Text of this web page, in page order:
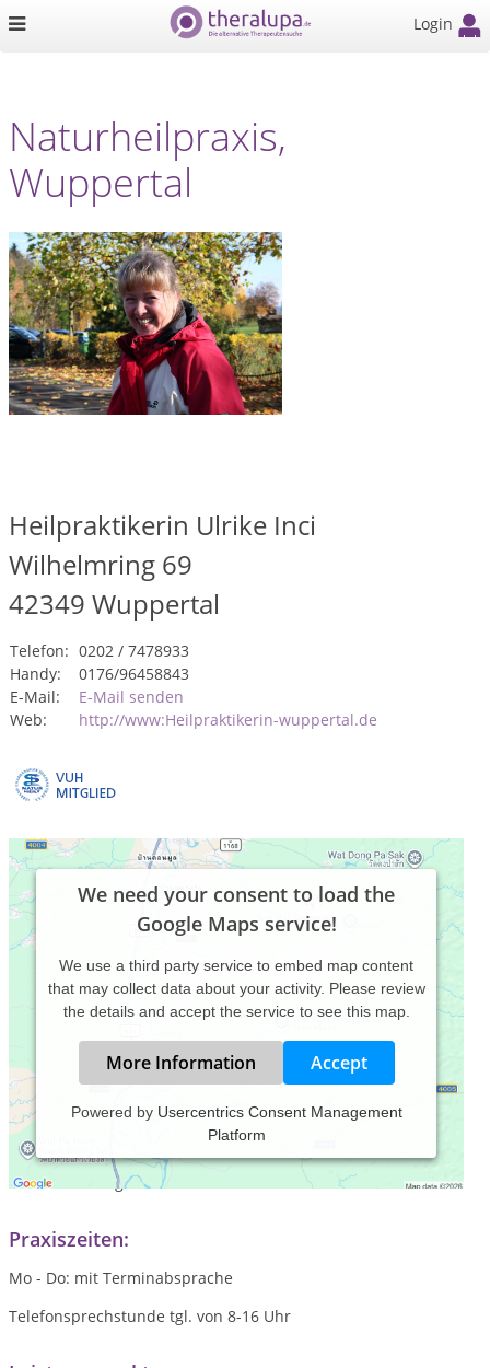
Login
Naturheilpraxis,
Wuppertal
Heilpraktikerin Ulrike Inci
Wilhelmring 69
42349 Wuppertal
Telefon: 0202 / 7478933
Handy:
0176/96458843
E-Mail:
E-Mail senden
Web:
http://www:Heilpraktikerin-wuppertal.de
We need your consent to load the
Google Maps service!
We use a third party service to embed map content
that may collect data about your activity. Please review
the details and accept the service to see this map.
More Information Accept
Powered by Usercentrics Consent Management
Platform
Seid 1977 examinierte Krankenschwester
seid 1999 diplomierte Heilpraktikerin
seid 2000 in eigener Praxis
Praxiszeiten:
Mo - Do: mit Terminabsprache
Telefonsprechstunde tgl. von 8-16 Uhr